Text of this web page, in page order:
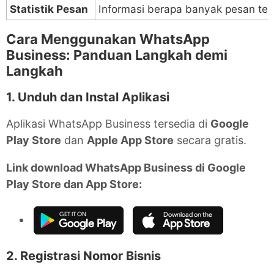
Statistik Pesan
Informasi berapa banyak pesan
Cara Menggunakan WhatsApp
Business: Panduan Langkah demi
Langkah
1. Unduh dan Instal Aplikasi
Aplikasi WhatsApp Business tersedia di Google
Play Store dan Apple App Store secara gratis.
Link download WhatsApp Business di Google
Play Store dan App Store:
Google Play App Store
2. Registrasi Nomor Bisnis